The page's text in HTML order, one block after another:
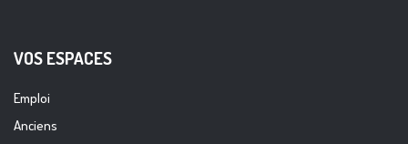
VOS ESPACES
Emploi
Anciens